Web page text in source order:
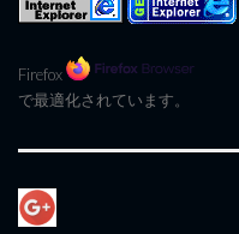
Firefox
で最適化されています。